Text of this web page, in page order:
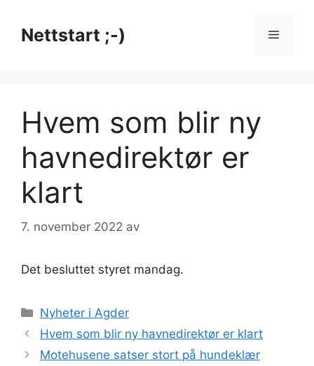
innholdNettstart ;-) Meny
Hvem som blir ny
havnedirektør er
klart
7. november 2022 av
Det besluttet styret mandag.
Kategorier
Nyheter i Agder
Hvem som blir ny havnedirektør er klart
Motehusene satser stort på hundeklær